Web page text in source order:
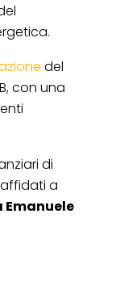
del
con una
di
a
Emanuele